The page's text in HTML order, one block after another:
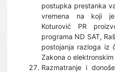
postupka prestanka
vremena na koji
Koturović PR
programa ND SAT,
postojanja razloga iz
Zakona o elektronskim
Razmatranje i